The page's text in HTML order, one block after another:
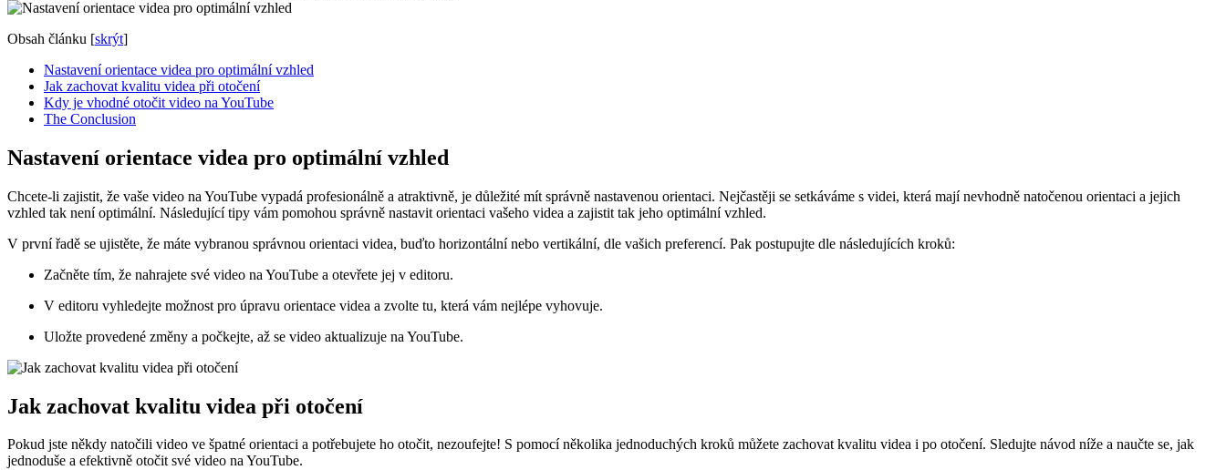
Obsah článku [skrýt]
Nastavení orientace videa pro optimální vzhled
Jak zachovat kvalitu videa při otočení
Kdy je vhodné otočit video na YouTube
The Conclusion
Nastavení orientace videa pro optimální vzhled
Chcete-li zajistit, že vaše video na YouTube vypadá profesionálně a atraktivně, je důležité mít správně nastavenou orientaci. Nejčastěji se setkáváme s videi, která mají nevhodně natočenou orientaci a jejich
vzhled tak není optimální. Následující tipy vám pomohou správně nastavit orientaci vašeho videa a zajistit tak jeho optimální vzhled.
V první řadě se ujistěte, že máte vybranou správnou orientaci videa, buďto horizontální nebo vertikální, dle vašich preferencí. Pak postupujte dle následujících kroků:
Začněte tím, že nahrajete své video na YouTube a otevřete jej v editoru.
V editoru vyhledejte možnost pro úpravu orientace videa a zvolte tu, která vám nejlépe vyhovuje.
Uložte provedené změny a počkejte, až se video aktualizuje na YouTube.
Jak zachovat kvalitu videa při otočení
Pokud jste někdy natočili video ve špatné orientaci a potřebujete ho otočit, nezoufejte! S pomocí několika jednoduchých kroků můžete zachovat kvalitu videa i po otočení. Sledujte návod níže a naučte se, jak
jednoduše a efektivně otočit své video na YouTube.